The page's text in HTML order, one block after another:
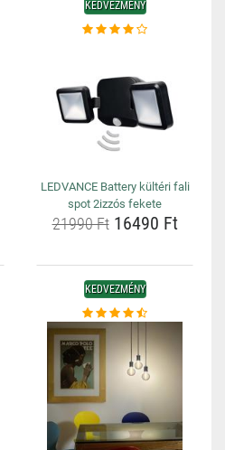
KEDVEZMÉNY
LEDVANCE Battery kültéri fali
spot 2izzós fekete
21990 Ft16490 Ft
KEDVEZMÉNY